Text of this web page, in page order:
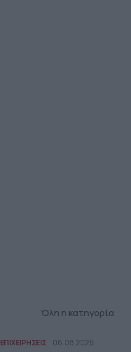
Όλη η κατηγορία
ΕΠΙΧΕΙΡΗΣΕΙΣ 08.08.2026